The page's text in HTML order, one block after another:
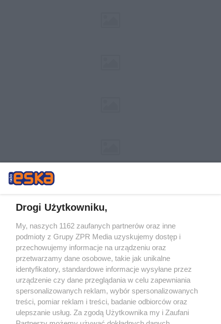
Żaden utwór zamieszczony w serwisie nie może być powielany i
rozpowszechniany lub dalej rozpowszechniany w jakikolwiek sposób (w
tym także elektroniczny lub mechaniczny) na jakimkolwiek polu
eksploatacji w jakiejkolwiek formie, włącznie z umieszczaniem w
Internecie bez pisemnej zgody właściciela praw. Jakiekolwiek użycie lub
wykorzystanie utworów w całości lub w części z naruszeniem prawa,
tzn. bez właściwej zgody, jest zabronione pod groźbą kary i może być
ścigane prawnie.
Drogi Użytkowniku,
My, naszych 1162 zaufanych partnerów oraz inne
podmioty z Grupy ZPR Media uzyskujemy dostęp i
przechowujemy informacje na urządzeniu oraz
przetwarzamy dane osobowe, takie jak unikalne
identyfikatory, standardowe informacje wysyłane przez
urządzenie czy dane przeglądania w celu zapewniania
spersonalizowanych reklam, wybór spersonalizowanych
treści, pomiar reklam i treści, badanie odbiorców oraz
ulepszanie usług. Za zgodą Użytkownika my i Zaufani